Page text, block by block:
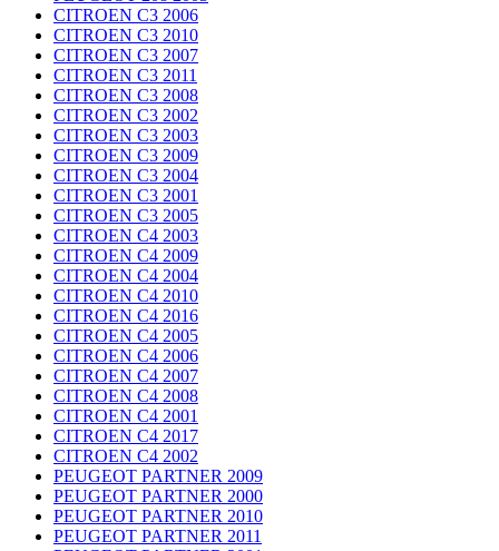
CITROEN C3 2006
CITROEN C3 2010
CITROEN C3 2007
CITROEN C3 2011
CITROEN C3 2008
CITROEN C3 2002
CITROEN C3 2003
CITROEN C3 2009
CITROEN C3 2004
CITROEN C3 2001
CITROEN C3 2005
CITROEN C4 2003
CITROEN C4 2009
CITROEN C4 2004
CITROEN C4 2010
CITROEN C4 2016
CITROEN C4 2005
CITROEN C4 2006
CITROEN C4 2007
CITROEN C4 2008
CITROEN C4 2001
CITROEN C4 2017
CITROEN C4 2002
PEUGEOT PARTNER 2009
PEUGEOT PARTNER 2000
PEUGEOT PARTNER 2010
PEUGEOT PARTNER 2011